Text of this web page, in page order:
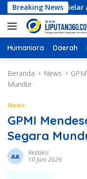
a
g
u
Breaking News
Siap Gelar Aksi di
Humaniora Daerah
Beranda News
Mundur
News
GPMI
Segara
Redaksi
10 Juni 2026